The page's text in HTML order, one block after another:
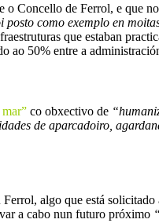
Concello de Ferrol, e que
posto como exemplo en
que estaban
ao 50% entre a
co obxectivo de
de aparcadoiro,
algo que está
a cabo nun futuro próximo